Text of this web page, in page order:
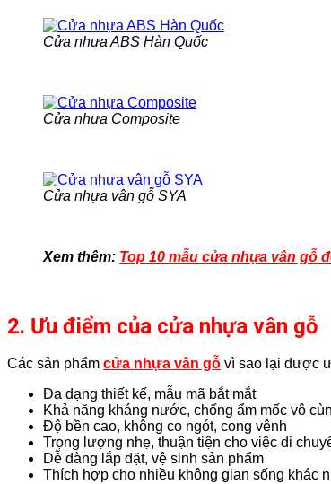
Cửa nhựa ABS Hàn Quốc
Cửa nhựa Composite
Cửa nhựa vân gỗ SYA
Xem thêm: Top 10 mẫu cửa nhựa vân gỗ
2. Ưu điểm của cửa nhựa vân gỗ
Các sản phẩm cửa nhựa vân gỗ vì sao lại được
Đa dạng thiết kế, mẫu mã bắt mắt
Khả năng kháng nước, chống ẩm mốc vô
Độ bền cao, không co ngót, cong vênh
Trọng lượng nhẹ, thuận tiện cho việc di
Dễ dàng lắp đặt, vệ sinh sản phẩm
Thích hợp cho nhiều không gian sống khác